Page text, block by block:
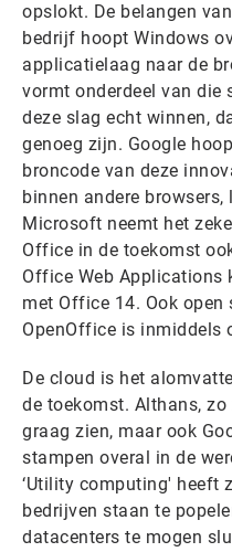
opslokt. De belangen
bedrijf hoopt Windows
applicatielaag naar de
vormt onderdeel van die
deze slag echt winnen,
genoeg zijn. Google
broncode van deze
binnen andere
Microsoft neemt het
Office in de toekomst
Office Web Applications
met Office 14. Ook
OpenOffice is inmiddels
De cloud is het
de toekomst. Althans,
graag zien, maar ook
stampen overal in de
‘Utility computing' heeft
bedrijven staan te
datacenters te mogen